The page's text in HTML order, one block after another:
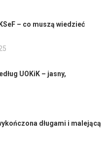
– co muszą wiedzieć
UOKiK – jasny,
długami i malejącą